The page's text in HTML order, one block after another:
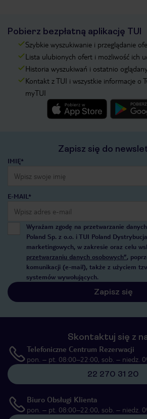
Pobierz bezpłatną aplikację TUI
Szybkie wyszukiwanie i przeglądanie
Lista ulubionych ofert i możliwość ich
Historia wyszukiwań i ostatnio
Kontakt z TUI i wszystkie informacje o
myTUI
Zapisz się do
IMIĘ*
E-MAIL*
Wyrażam zgodę na przetwarzanie
Poland Sp. z o.o. i TUI Poland
marketingowych, w zakresie oraz celu
przetwarzaniu danych osobowych”,
komunikacji (e-mail), także z użyciem
systemów wywołujących.
Zapisz się
Skontaktuj się z
Telefoniczne Centrum Rezerwacji
pon. – pt. 08:00–22:00, sob. – niedz.
22 270 31 20
Biuro Obsługi Klienta
pon. – pt. 08:00–22:00, sob. – niedz.